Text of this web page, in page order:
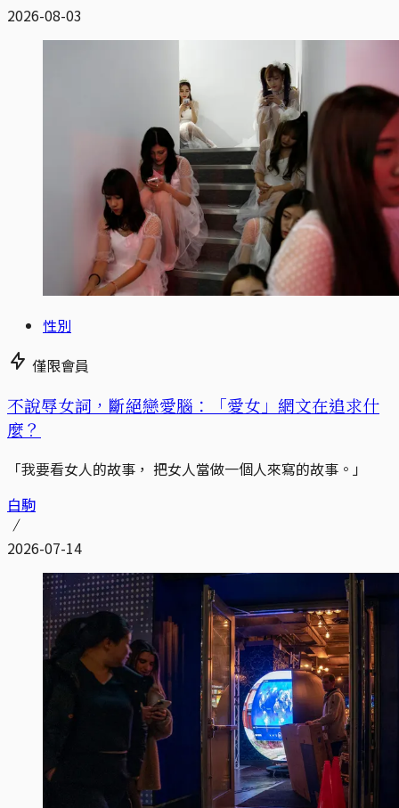
2026-08-03
性別
僅限會員
不說辱女詞，斷絕戀愛腦：「愛女」網文在追求什
麼？
「我要看女人的故事， 把女人當做一個人來寫的故事。」
白駒
2026-07-14